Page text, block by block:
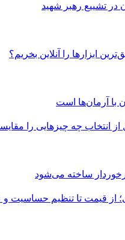
در تشییع رهبر شهید
ابزارها را آنلاین بخریم؟
با آرمان‌ها است
انتخاب چه چیزهایی را
از قیمت تا تنظیم حساسیت